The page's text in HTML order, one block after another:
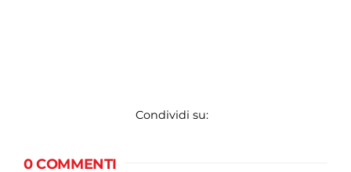
Condividi su:
0 COMMENTI